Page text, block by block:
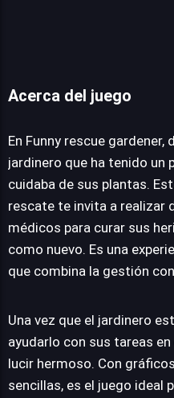
Funny rescue
JUEGALO
Acerca del juego
En Funny rescue gardener,
jardinero que ha tenido un
cuidaba de sus plantas.
rescate te invita a realizar
médicos para curar sus
como nuevo. Es una
que combina la gestión
Una vez que el jardinero
ayudarlo con sus tareas
lucir hermoso. Con
sencillas, es el juego ideal